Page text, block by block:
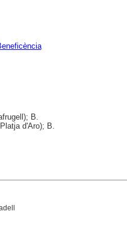
B.
d'Aro); B.